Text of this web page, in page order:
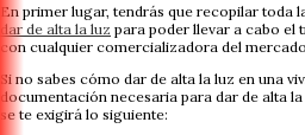
En primer lugar, tendrás que recopilar toda
dar de alta la luz para poder llevar a cabo el
con cualquier comercializadora del
Si no sabes cómo dar de alta la luz en una
documentación necesaria para dar de alta
se te exigirá lo siguiente: